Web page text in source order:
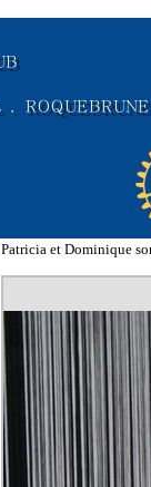
Patricia et Dominique